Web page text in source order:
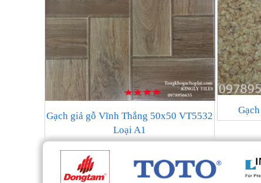
Gạch giả gỗ Vĩnh Thắng 50x50 VT5532
Loại A1